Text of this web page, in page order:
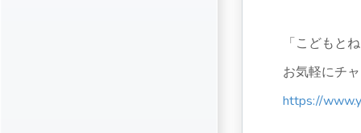
「こどもと
お気軽にチ
https://